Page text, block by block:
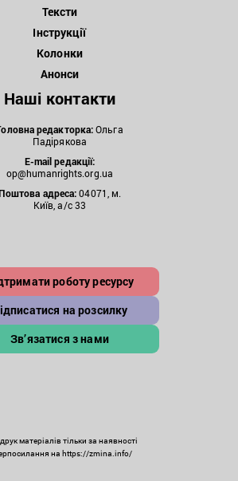
Тексти
Інструкції
Колонки
Анонси
Наші контакти
редакторка:Ольга
Падірякова
E-mail редакції:
op@humanrights.org.ua
адреса:04071, м.
Київ, а/с 33
роботу ресурсу
на розсилку
Зв’язатися з нами
матеріалів тільки за наявності
на https://zmina.info/